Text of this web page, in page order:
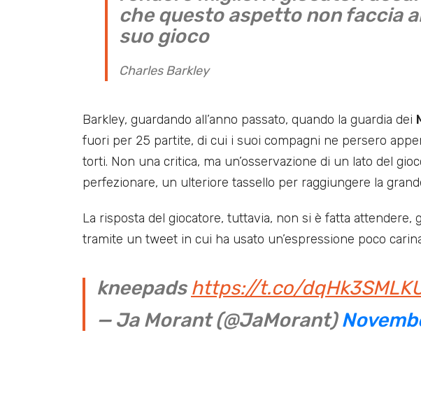
che questo aspetto non faccia
suo gioco
Charles Barkley
Barkley, guardando all’anno passato, quando la guardia dei
fuori per 25 partite, di cui i suoi compagni ne persero
torti. Non una critica, ma un’osservazione di un lato del
perfezionare, un ulteriore tassello per raggiungere la
La risposta del giocatore, tuttavia, non si è fatta attendere,
tramite un tweet in cui ha usato un’espressione poco
kneepads https://t.co/
— Ja Morant (@JaMorant)